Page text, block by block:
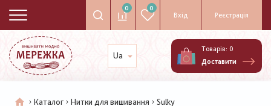
0 0
Вхід Реєстрація
Ua
Товарів: 0
Доставити
Каталог Нитки для вишивання Sulky